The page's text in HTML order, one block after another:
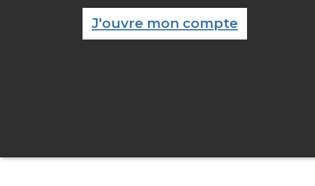
J'ouvre mon compte